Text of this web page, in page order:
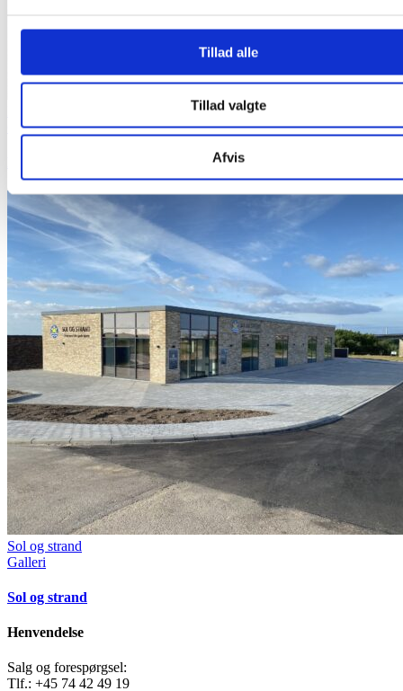
Tillad alle
Tillad valgte
Afvis
Kontorhus – Porten 11, Sønderborg
Galleri
Kontorhus – Porten 11, Sønderborg
Sol og strand
Galleri
Sol og strand
Henvendelse
Salg og forespørgsel:
Tlf.: +45 74 42 49 19